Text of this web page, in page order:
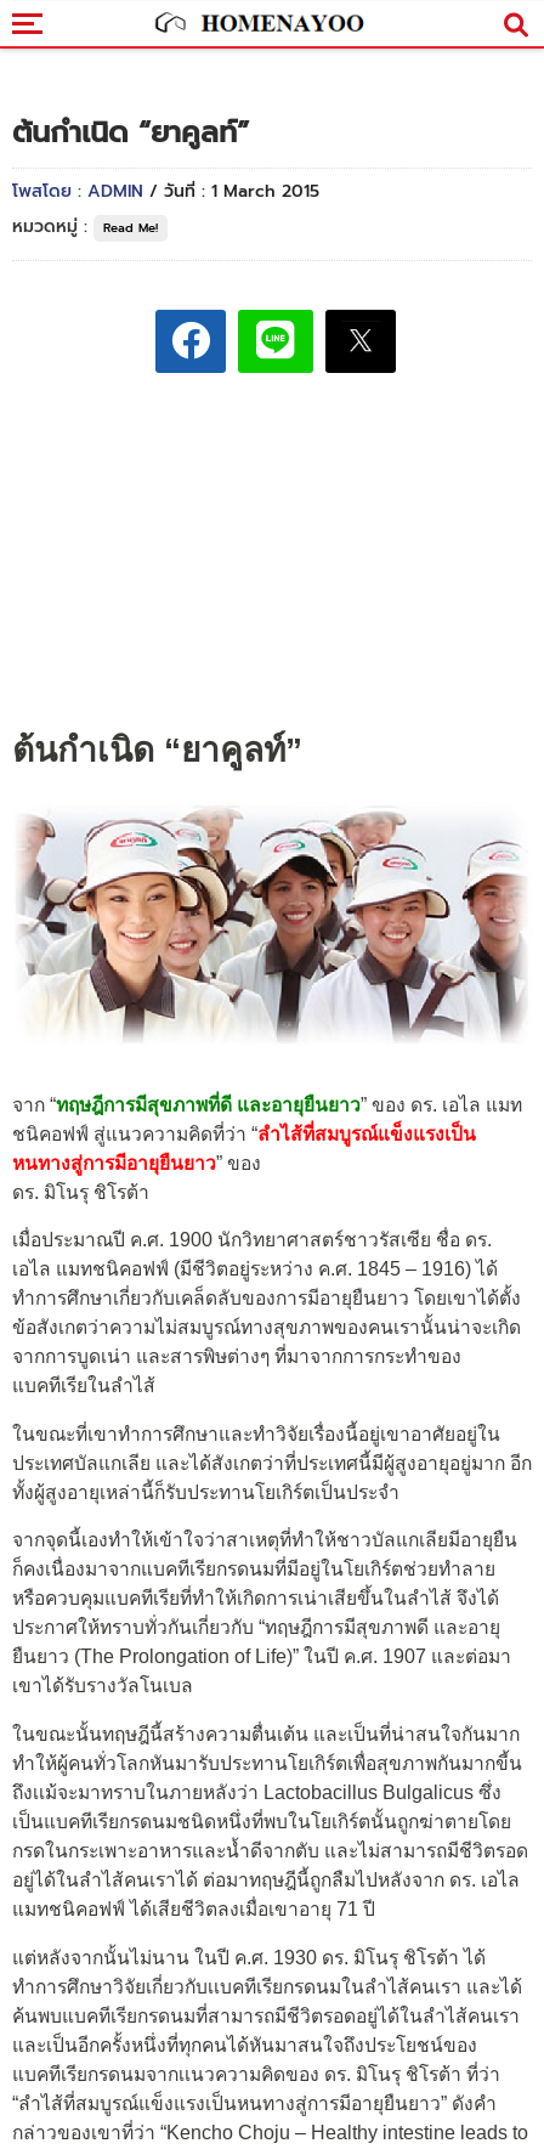
ต้นกำเนิด “ยาคูลท์”
โพสโดย : ADMIN / วันที่ : 1 March 2015
หมวดหมู่ :
Read Me!
ต้นกำเนิด “ยาคูลท์”
จาก “ทฤษฎีการมีสุขภาพที่ดี และอายุยืนยาว” ของ ดร. เอไล แมท
ชนิคอฟฟ์ สู่แนวความคิดที่ว่า “ลำไส้ที่สมบูรณ์แข็งแรงเป็น
หนทางสู่การมีอายุยืนยาว” ของ
ดร. มิโนรุ ชิโรต้า
เมื่อประมาณปี ค.ศ. 1900 นักวิทยาศาสตร์ชาวรัสเซีย ชื่อ ดร.
เอไล แมทชนิคอฟฟ์ (มีชีวิตอยู่ระหว่าง ค.ศ. 1845 – 1916) ได้
ทำการศึกษาเกี่ยวกับเคล็ดลับของการมีอายุยืนยาว โดยเขาได้ตั้ง
ข้อสังเกตว่าความไม่สมบูรณ์ทางสุขภาพของคนเรานั้นน่าจะเกิด
จากการบูดเน่า และสารพิษต่างๆ ที่มาจากการกระทำของ
แบคทีเรียในลำไส้
ในขณะที่เขาทำการศึกษาและทำวิจัยเรื่องนี้อยู่เขาอาศัยอยู่ใน
ประเทศบัลแกเลีย และได้สังเกตว่าที่ประเทศนี้มีผู้สูงอายุอยู่มาก อีก
ทั้งผู้สูงอายุเหล่านี้ก็รับประทานโยเกิร์ตเป็นประจำ
จากจุดนี้เองทำให้เข้าใจว่าสาเหตุที่ทำให้ชาวบัลแกเลียมีอายุยืน
ก็คงเนื่องมาจากแบคทีเรียกรดนมที่มีอยู่ในโยเกิร์ตช่วยทำลาย
หรือควบคุมแบคทีเรียที่ทำให้เกิดการเน่าเสียขึ้นในลำไส้ จึงได้
ประกาศให้ทราบทั่วกันเกี่ยวกับ “ทฤษฎีการมีสุขภาพดี และอายุ
ยืนยาว (The Prolongation of Life)” ในปี ค.ศ. 1907 และต่อมา
เขาได้รับรางวัลโนเบล
ในขณะนั้นทฤษฎีนี้สร้างความตื่นเต้น และเป็นที่น่าสนใจกันมาก
ทำให้ผู้คนทั่วโลกหันมารับประทานโยเกิร์ตเพื่อสุขภาพกันมากขี้น
ถึงเเม้จะมาทราบในภายหลังว่า Lactobacillus Bulgalicus ซึ่ง
เป็นแบคทีเรียกรดนมชนิดหนึ่งที่พบในโยเกิร์ตนั้นถูกฆ่าตายโดย
กรดในกระเพาะอาหารและน้ำดีจากตับ และไม่สามารถมีชีวิตรอด
อยู่ได้ในลำไส้คนเราได้ ต่อมาทฤษฎีนี้ถูกลืมไปหลังจาก ดร. เอไล
แมทชนิคอฟฟ์ ได้เสียชีวิตลงเมื่อเขาอายุ 71 ปี
แต่หลังจากนั้นไม่นาน ในปี ค.ศ. 1930 ดร. มิโนรุ ชิโรต้า ได้
ทำการศึกษาวิจัยเกี่ยวกับเเบคทีเรียกรดนมในลำไส้คนเรา และได้
ค้นพบแบคทีเรียกรดนมที่สามารถมีชีวิตรอดอยู่ได้ในลำไส้คนเรา
และเป็นอีกครั้งหนึ่งที่ทุกคนได้หันมาสนใจถึงประโยชน์ของ
แบคทีเรียกรดนมจากเเนวความคิดของ ดร. มิโนรุ ชิโรต้า ที่ว่า
“ลำไส้ที่สมบูรณ์แข็งแรงเป็นหนทางสู่การมีอายุยืนยาว” ดังคำ
กล่าวของเขาที่ว่า “Kencho Choju – Healthy intestine leads to